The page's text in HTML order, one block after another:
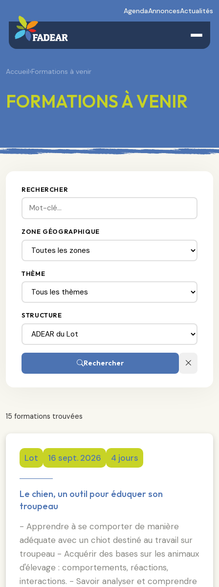
AgendaAnnoncesActualités
Accueil›Formations à venir
FORMATIONS À VENIR
RECHERCHER
ZONE GÉOGRAPHIQUE
THÈME
STRUCTURE
Rechercher
15 formations trouvées
Lot 16 sept. 2026 4 jours
Le chien, un outil pour éduquer son
troupeau
- Apprendre à se comporter de manière
adéquate avec un chiot destiné au travail sur
troupeau - Acquérir des bases sur les animaux
d'élevage : comportements, réactions,
interactions. - Savoir analyser et comprendre